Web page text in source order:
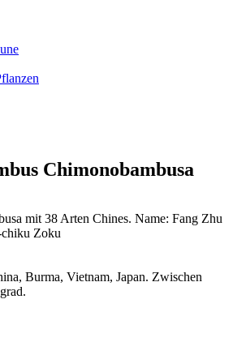
Chimonobambusa
mit 38 Arten Chines. Name: Fang Zhu
chiku Zoku
Burma, Vietnam, Japan. Zwischen